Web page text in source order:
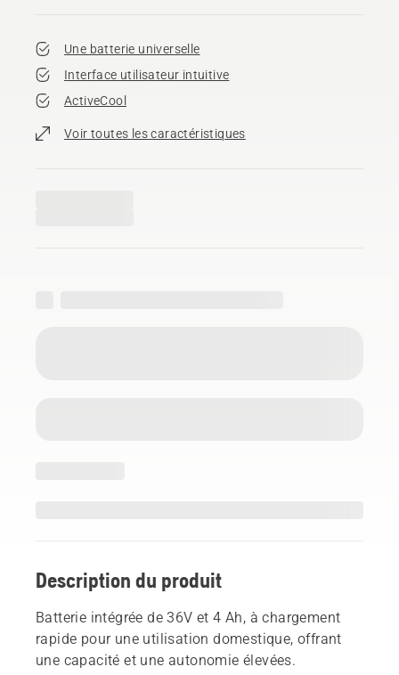
Une batterie universelle
Interface utilisateur intuitive
ActiveCool
Voir toutes les caractéristiques
Description du produit
Batterie intégrée de 36V et 4 Ah, à chargement
rapide pour une utilisation domestique, offrant
une capacité et une autonomie élevées.